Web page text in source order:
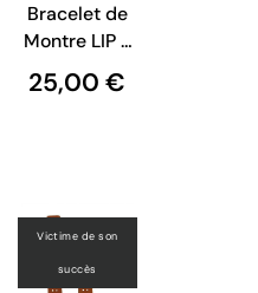
Bracelet de
Montre LIP -
Cuir Orange
- 14 mm
25,00 €
Victime de son
succès